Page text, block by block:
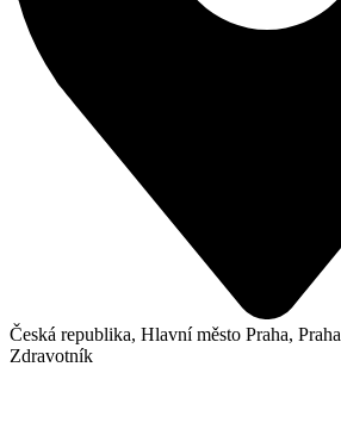
Česká republika, Hlavní město Praha, Praha
Zdravotník